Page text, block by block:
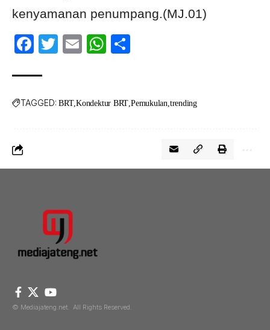
kenyamanan penumpang.(MJ.01)
Facebook
Twitter
EmailWhatsApp
TAGGED: BRT Kondektur BRT Pemukulan trending
© Mediajateng.net. All Rights Reserved.